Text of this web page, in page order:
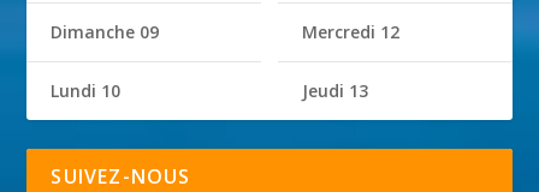
Dimanche 09
Lundi 10
Mercredi 12
Jeudi 13
SUIVEZ-NOUS